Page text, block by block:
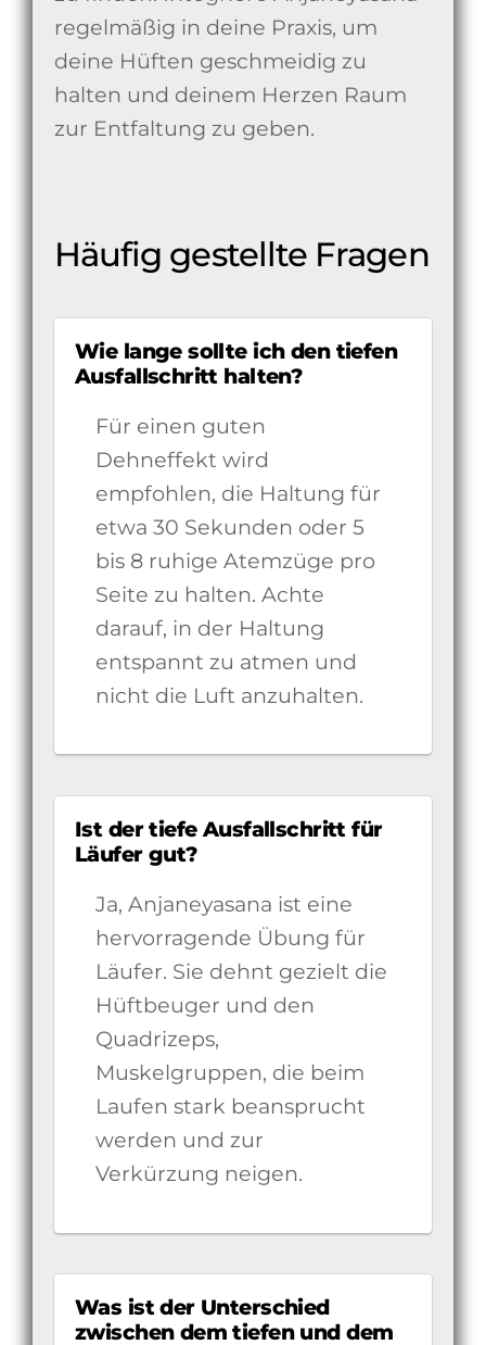
regelmäßig in deine Praxis, um
deine Hüften geschmeidig zu
halten und deinem Herzen Raum
zur Entfaltung zu geben.
Häufig gestellte Fragen
Wie lange sollte ich den tiefen
Ausfallschritt halten?
Für einen guten
Dehneffekt wird
empfohlen, die Haltung für
etwa 30 Sekunden oder 5
bis 8 ruhige Atemzüge pro
Seite zu halten. Achte
darauf, in der Haltung
entspannt zu atmen und
nicht die Luft anzuhalten.
Ist der tiefe Ausfallschritt für
Läufer gut?
Ja, Anjaneyasana ist eine
hervorragende Übung für
Läufer. Sie dehnt gezielt die
Hüftbeuger und den
Quadrizeps,
Muskelgruppen, die beim
Laufen stark beansprucht
werden und zur
Verkürzung neigen.
Was ist der Unterschied
zwischen dem tiefen und dem